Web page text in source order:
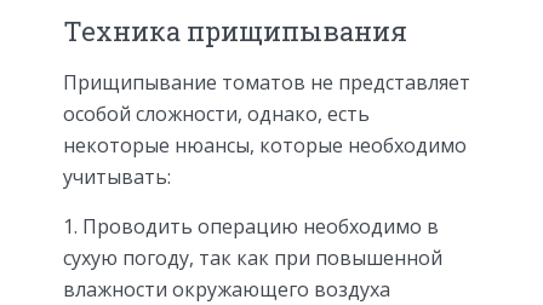
Техника прищипывания
Прищипывание томатов не представляет
особой сложности, однако, есть
некоторые нюансы, которые необходимо
учитывать:
1. Проводить операцию необходимо в
сухую погоду, так как при повышенной
влажности окружающего воздуха